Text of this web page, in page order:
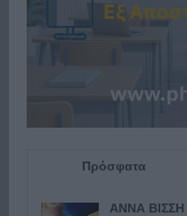
Πρόσφατα
ΑΝΝΑ